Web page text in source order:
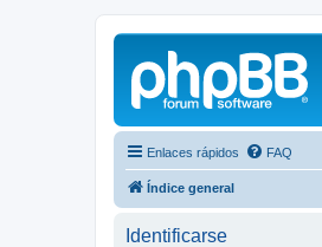
Enlaces rápidos FAQ
Índice general
Identificarse